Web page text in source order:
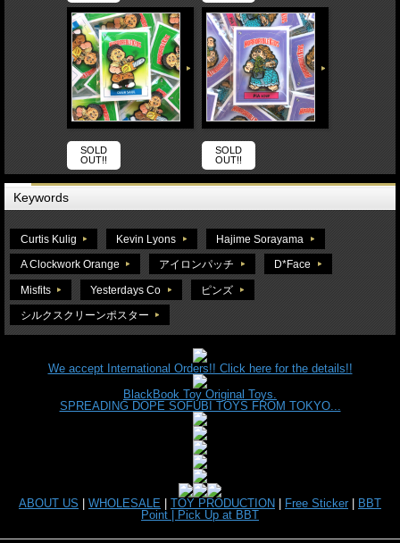
SOLD
OUT!!
SOLD
OUT!!
Keywords
Curtis Kulig Kevin Lyons Hajime Sorayama
A Clockwork Orange アイロンパッチ D*Face
Misfits Yesterdays Co ピンズ
シルクスクリーンポスター
We accept International Orders!! Click here for the details!!
BlackBook Toy Original Toys.
SPREADING DOPE SOFUBI TOYS FROM TOKYO...
ABOUT US WHOLESALE TOY PRODUCTION Free Sticker
BBT
Point |
Pick Up at BBT